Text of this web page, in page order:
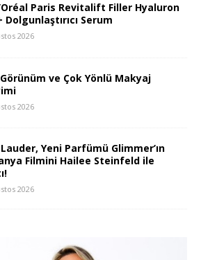
Paris Revitalift Filler Hyaluron
Dolgunlaştırıcı Serum
2026
ve Çok Yönlü Makyaj
2026
Yeni Parfümü Glimmer’ın
Filmini Hailee Steinfeld ile
2026